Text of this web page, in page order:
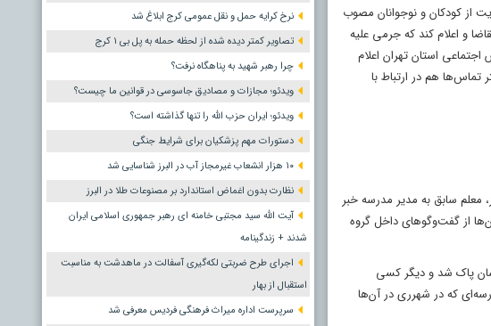
از کودکان و نوجوانان مصوب
و اعلام کند که جرمی علیه
استان تهران اعلام
است و بیشتر تماس‌ها هم در ارتباط با
معلم سابق به مدیر مدرسه خبر
از گفت‌وگوهای داخل گروه
پاک شد و دیگر کسی
که در شهرری در آن‌ها
نرخ کرایه حمل و نقل عمومی کرج ابلاغ شد
تصاویر کمتر دیده شده از لحظه حمله به پل بی ۱ کرج
چرا رهبر شهید به پناهگاه نرفت؟
ویدئو؛ مجازات و مصادیق جاسوسی در قوانین ما چیست؟
ویدئو؛ ایران حزب الله را تنها گذاشته است؟
دستورات مهم پزشکیان برای شرایط جنگی
۱۰ هزار انشعاب غیرمجاز آب در البرز شناسایی شد
نظارت بدون اغماض استاندارد بر مصنوعات طلا در البرز
آیت الله سید مجتبی خامنه ای رهبر جمهوری اسلامی ایران
شدند + زندگینامه
اجرای طرح ضربتی لکه‌گیری آسفالت در ماهدشت به مناسبت
استقبال از بهار
سرپرست اداره میراث فرهنگی فردیس معرفی شد